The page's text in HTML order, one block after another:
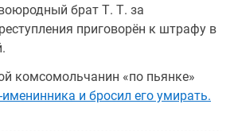
брат Т. Т. за
приговорён к штрафу в
комсомольчанин «по пьянке»
именинника и бросил его умирать.